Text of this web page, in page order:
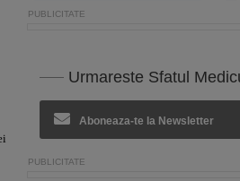
Urmareste Sfatul
Aboneaza-te la Newsletter